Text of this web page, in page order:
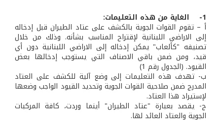
1- الغاية من هذه التعليمات:
أ – تقوم القوات الجوية بالكشف على عتاد الطيران قبل إدخاله
إلى الاراضي اللبنانية لإقتراح المناسب بشأنه. وذلك من خلال
تصنيفه "كألعاب" يمكن إدخاله إلى الاراضي اللبنانية دون أي
قيد، ومن ضمن باقي الاصناف التي يستوجب إدخالها بعض
القيود. (الجدول رقم 1)
ب- تهدف هذه التعليمات إلى وضع آلية للكشف على العتاد
المدرج ضمن صلاحية القوات الجوية وتحديد القيود الواجب وضعها
لإستيراد هذا العتاد.
ج- يقصد بعبارة "عتاد الطيران" أينما وردت، كافة المركبات
الجوية والعتاد العائد لها.